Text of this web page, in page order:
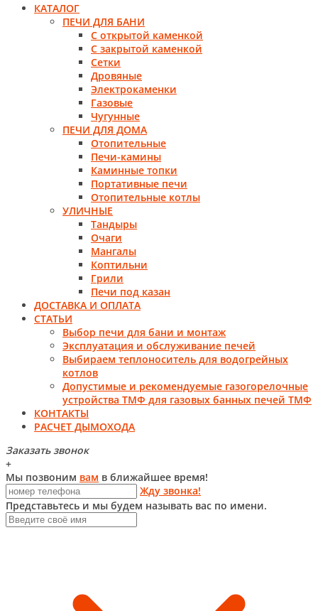
КАТАЛОГ
ПЕЧИ ДЛЯ БАНИ
С открытой каменкой
С закрытой каменкой
Сетки
Дровяные
Электрокаменки
Газовые
Чугунные
ПЕЧИ ДЛЯ ДОМА
Отопительные
Печи-камины
Каминные топки
Портативные печи
Отопительные котлы
УЛИЧНЫЕ
Тандыры
Очаги
Мангалы
Коптильни
Грили
Печи под казан
ДОСТАВКА И ОПЛАТА
СТАТЬИ
Выбор печи для бани и монтаж
Эксплуатация и обслуживание печей
Выбираем теплоноситель для водогрейных
котлов
Допустимые и рекомендуемые газогорелочные
устройства ТМФ для газовых банных печей ТМФ
КОНТАКТЫ
РАСЧЕТ ДЫМОХОДА
Заказать звонок
+
Мы позвоним вам в ближайшее время!
Жду звонка!
Представьтесь и мы будем называть вас по имени.